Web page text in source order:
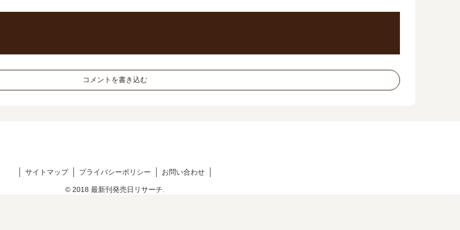
コメントを書き込む
サイトマップ プライバシーポリシー お問い合わせ
© 2018 最新刊発売日リサーチ.